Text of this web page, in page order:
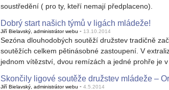
soustředění ( pro ty, kteří nemají předplaceno).
Dobrý start našich týmů v ligách mládeže!
Jiří Bielavský, administrátor webu - 13.10.2014
Sezóna dlouhodobých soutěží družstev tradičně
soutěžích celkem pětinásobné zastoupení. V
jednom vítězství, dvou remízách a jedné prohře je
Skončily ligové soutěže družstev mládeže –
Jiří Bielavský, administrátor webu - 4.5.2014